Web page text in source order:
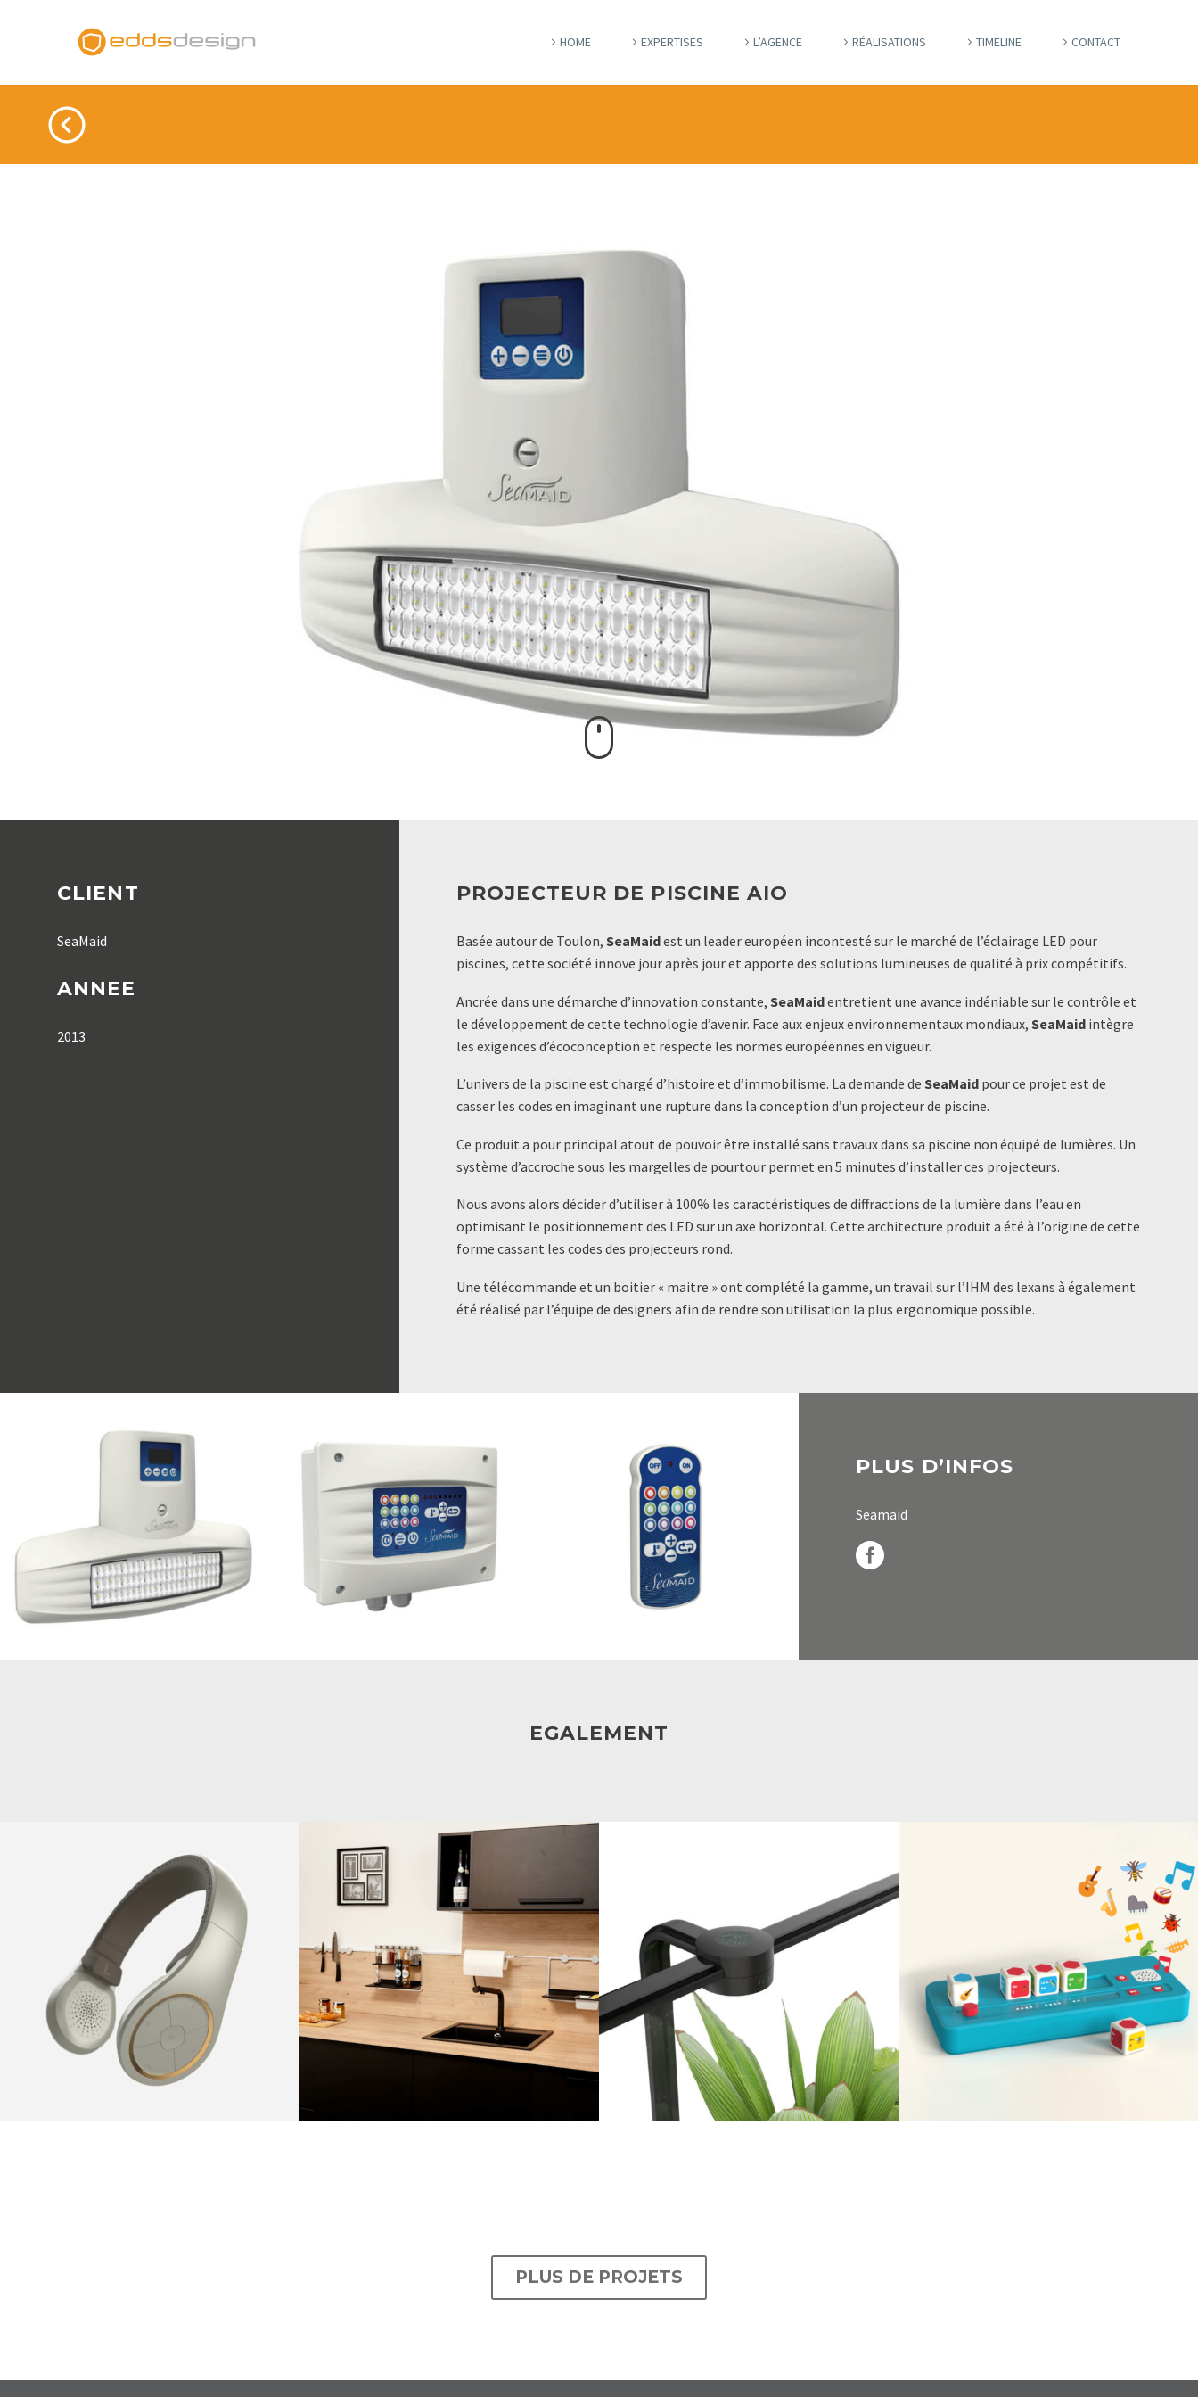
HOME EXPERTISES L’AGENCE RÉALISATIONS TIMELINE CONTACT
CLIENT
SeaMaid
ANNEE
2013
PROJECTEUR DE PISCINE AIO
Basée autour de Toulon, SeaMaidest un leader européen incontesté sur le marché de l’éclairage LED pour
piscines, cette société innove jour après jour et apporte des solutions lumineuses de qualité à prix compétitifs.
Ancrée dans une démarche d’innovation constante, SeaMaidentretient une avance indéniable sur le contrôle et
le développement de cette technologie d’avenir. Face aux enjeux environnementaux mondiaux, SeaMaid intègre
les exigences d’écoconception et respecte les normes européennes en vigueur.
L’univers de la piscine est chargé d’histoire et d’immobilisme. La demande de SeaMaid pour ce projet est de
casser les codes en imaginant une rupture dans la conception d’un projecteur de piscine.
Ce produit a pour principal atout de pouvoir être installé sans travaux dans sa piscine non équipé de lumières. Un
système d’accroche sous les margelles de pourtour permet en 5 minutes d’installer ces projecteurs.
Nous avons alors décider d’utiliser à 100% les caractéristiques de diffractions de la lumière dans l’eau en
optimisant le positionnement des LED sur un axe horizontal. Cette architecture produit a été à l’origine de cette
forme cassant les codes des projecteurs rond.
Une télécommande et un boitier « maitre » ont complété la gamme, un travail sur l’IHM des lexans à également
été réalisé par l’équipe de designers afin de rendre son utilisation la plus ergonomique possible.
PLUS D’INFOS
Seamaid
EGALEMENT
PLUS DE PROJETS